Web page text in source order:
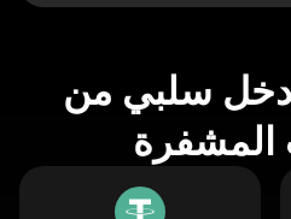
سلبي من
المشفرة